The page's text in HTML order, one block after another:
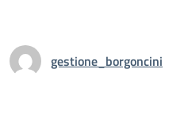
gestione_borgoncini